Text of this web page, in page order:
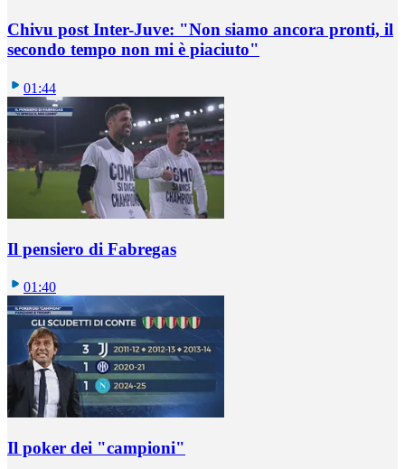
Chivu post Inter-Juve: "Non siamo ancora pronti, il
secondo tempo non mi è piaciuto"
01:44
Il pensiero di Fabregas
01:40
Il poker dei "campioni"